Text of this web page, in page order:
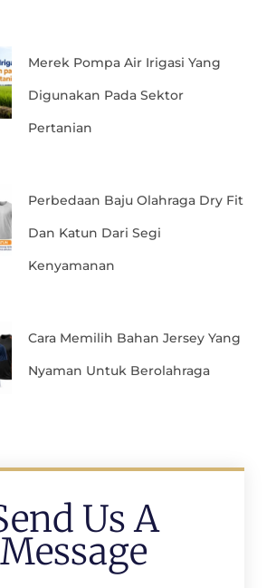
Merek Pompa Air Irigasi Yang
Digunakan Pada Sektor
Pertanian
Perbedaan Baju Olahraga Dry Fit
Dan Katun Dari Segi
Kenyamanan
Cara Memilih Bahan Jersey Yang
Nyaman Untuk Berolahraga
Us A
Message